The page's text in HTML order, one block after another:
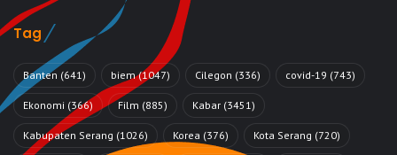
Tag
Banten (641) biem(1047) Cilegon (336) covid-19 (743)
Ekonomi (366) Film (885) Kabar (3451)
Kabupaten Serang (1026) Korea (376) Kota Serang (720)